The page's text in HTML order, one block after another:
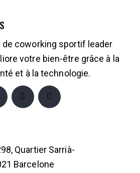
de coworking sportif leader
votre bien-être grâce à la
et à la technologie.
Quartier Sarrià-
Barcelone